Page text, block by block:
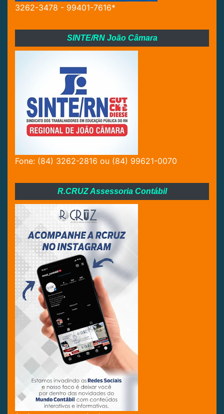
3262-3478 - 99401-7616*
SINTE/RN João Câmara
Fone: (84) 3262-2816 ou (84) 99621-0070
R.CRUZ Assessoria Contábil